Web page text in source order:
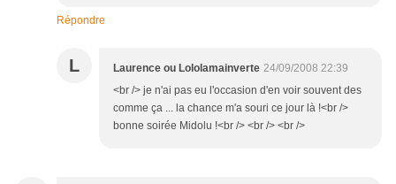
Répondre
L Laurence ou Lololamainverte 24/09/2008 22:39
<br /> je n'ai pas eu l'occasion d'en voir souvent des
comme ça ... la chance m'a souri ce jour là !<br />
bonne soirée Midolu !<br /> <br /> <br />